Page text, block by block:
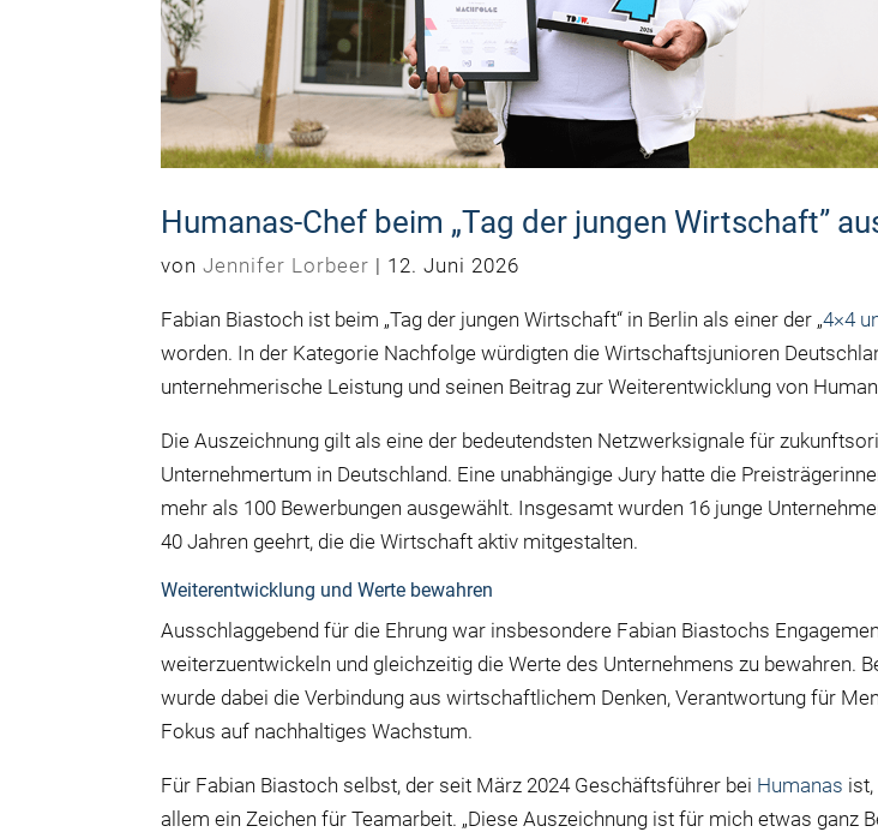
Humanas-Chef beim „Tag der jungen Wirtschaft”
vonJennifer Lorbeer | 12. Juni 2026
Fabian Biastoch ist beim „Tag der jungen Wirtschaft“ in Berlin als einer der „4×4
worden. In der Kategorie Nachfolge würdigten die Wirtschaftsjunioren
unternehmerische Leistung und seinen Beitrag zur Weiterentwicklung von
Die Auszeichnung gilt als eine der bedeutendsten Netzwerksignale für
Unternehmertum in Deutschland. Eine unabhängige Jury hatte die
mehr als 100 Bewerbungen ausgewählt. Insgesamt wurden 16 junge
40 Jahren geehrt, die die Wirtschaft aktiv mitgestalten.
Weiterentwicklung und Werte bewahren
Ausschlaggebend für die Ehrung war insbesondere Fabian Biastochs
weiterzuentwickeln und gleichzeitig die Werte des Unternehmens zu bewahren.
wurde dabei die Verbindung aus wirtschaftlichem Denken, Verantwortung für
Fokus auf nachhaltiges Wachstum.
Für Fabian Biastoch selbst, der seit März 2024 Geschäftsführer bei Humanas ist,
allem ein Zeichen für Teamarbeit. „Diese Auszeichnung ist für mich etwas ganz